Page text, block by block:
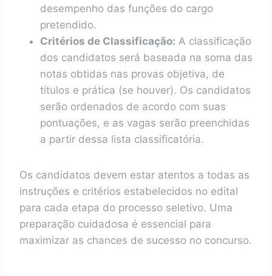
desempenho das funções do cargo
pretendido.
Critérios de Classificação: A classificação
dos candidatos será baseada na soma das
notas obtidas nas provas objetiva, de
títulos e prática (se houver). Os candidatos
serão ordenados de acordo com suas
pontuações, e as vagas serão preenchidas
a partir dessa lista classificatória.
Os candidatos devem estar atentos a todas as
instruções e critérios estabelecidos no edital
para cada etapa do processo seletivo. Uma
preparação cuidadosa é essencial para
maximizar as chances de sucesso no concurso.